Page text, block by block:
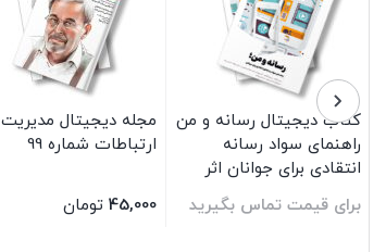
کتاب دیجیتال رسانه و من
راهنمای سواد رسانه
انتقادی برای جوانان اثر
گروهی از نویسندگان
ترجمه ناصر اسدی و سیما
برای قیمت تماس بگیرید
مجله دیجیتال مدیریت
ارتباطات شماره 99
45,000 تومان